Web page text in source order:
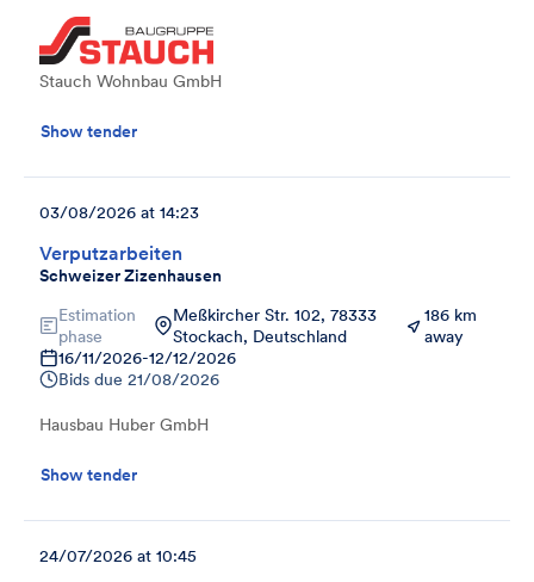
Stauch Wohnbau GmbH
Show tender
Verputzarbeiten
Schweizer Zizenhausen
03/08/2026 at 14:23
Estimation
phase
Meßkircher Str. 102, 78333
Stockach, Deutschland
186 km
away
16/11/2026-12/12/2026
Bids due 21/08/2026
Hausbau Huber GmbH
Show tender
24/07/2026 at 10:45